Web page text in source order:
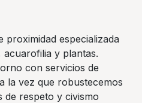
proximidad especializada
acuarofilia y plantas.
con servicios de
la vez que robustecemos
de respeto y civismo